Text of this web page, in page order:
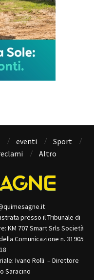
eventi
Sport
Altro
presso il Tribunale di
KM 707 Smart Srls Società
Comunicazione n. 31905
Ivano Rolli – Direttore
Saracino